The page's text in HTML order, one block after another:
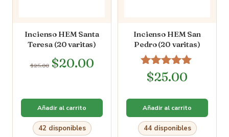
Incienso HEM Santa
Teresa (20 varitas)
$25.00 $20.00
Añadir al carrito
42 disponibles
Incienso HEM San
Pedro (20 varitas)
Valorado en
5.00
$25.00
Añadir al carrito
44 disponibles